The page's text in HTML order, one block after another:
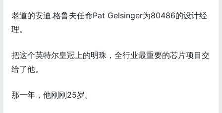
老道的安迪.格鲁夫任命Pat Gelsinger为80486的设计经
理。
把这个英特尔皇冠上的明珠，全行业最重要的芯片项目交
给了他。
那一年，他刚刚25岁。